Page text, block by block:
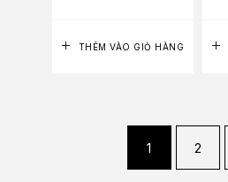
THÊM VÀO GIỎ HÀNG
1 2